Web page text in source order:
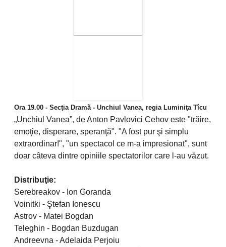
Ora 19.00 - Secția Dramă - Unchiul Vanea, regia Luminiţa Tîcu
„Unchiul Vanea”, de Anton Pavlovici Cehov este "trăire,
emoţie, disperare, speranţă". "A fost pur şi simplu
extraordinar!", "un spectacol ce m-a impresionat", sunt
doar câteva dintre opiniile spectatorilor care l-au văzut.
Distribuţie:
Serebreakov - Ion Goranda
Voinitki - Ştefan Ionescu
Astrov - Matei Bogdan
Teleghin - Bogdan Buzdugan
Andreevna - Adelaida Perjoiu